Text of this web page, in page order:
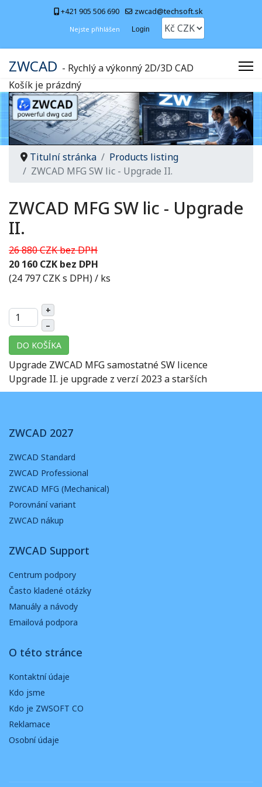
+421 905 506 690 zwcad@techsoft.sk
Nejste přihlášen Login
ZWCAD - Rychlý a výkonný 2D/3D CAD
Košík je prázdný
Titulní stránka
Products listing
ZWCAD MFG SW lic - Upgrade II.
ZWCAD MFG SW lic - Upgrade
II.
26 880 CZK bez DPH
20 160 CZK bez DPH
(24 797 CZK s DPH)/ ks
+
–
DO KOŠÍKA
Upgrade ZWCAD MFG samostatné SW licence
Upgrade II. je upgrade z verzí 2023 a starších
ZWCAD 2027
ZWCAD Standard
ZWCAD Professional
ZWCAD MFG (Mechanical)
Porovnání variant
ZWCAD nákup
ZWCAD Support
Centrum podpory
Často kladené otázky
Manuály a návody
Emailová podpora
O této stránce
Kontaktní údaje
Kdo jsme
Kdo je ZWSOFT CO
Reklamace
Osobní údaje